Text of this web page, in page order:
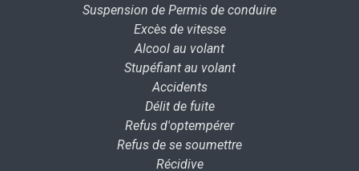
Suspension de Permis de conduire
Excès de vitesse
Alcool au volant
Stupéfiant au volant
Accidents
Délit de fuite
Refus d'optempérer
Refus de se soumettre
Récidive